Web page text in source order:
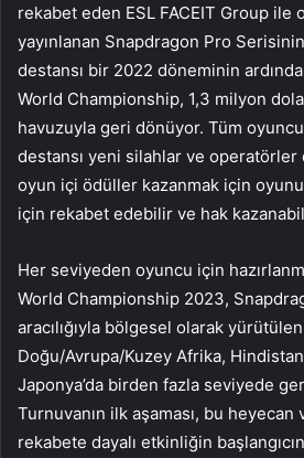
rekabet eden ESL FACEIT Group ile
yayınlanan Snapdragon Pro
destansı bir 2022 döneminin
World Championship, 1,3 milyon
havuzuyla geri dönüyor. Tüm
destansı yeni silahlar ve operatörler
oyun içi ödüller kazanmak için
için rekabet edebilir ve hak
Her seviyeden oyuncu için
World Championship 2023,
aracılığıyla bölgesel olarak
Doğu/Avrupa/Kuzey Afrika,
Japonya’da birden fazla seviyede
Turnuvanın ilk aşaması, bu
rekabete dayalı etkinliğin